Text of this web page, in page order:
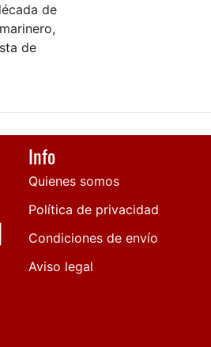
de
de
Info
Quienes somos
Política de privacidad
Condiciones de envío
Aviso legal